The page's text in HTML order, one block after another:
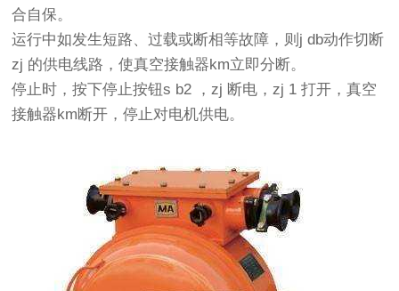
合自保。
运行中如发生短路、过载或断相等故障，则j db动作切断
zj 的供电线路，使真空接触器km立即分断。
停止时，按下停止按钮s b2 ，zj 断电，zj 1 打开，真空
接触器km断开，停止对电机供电。